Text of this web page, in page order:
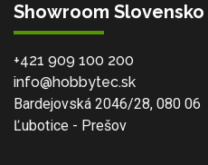
Showroom Slovensko
+421 909 100 200
info@hobbytec.sk
Bardejovská 2046/28, 080 06
Ľubotice - Prešov